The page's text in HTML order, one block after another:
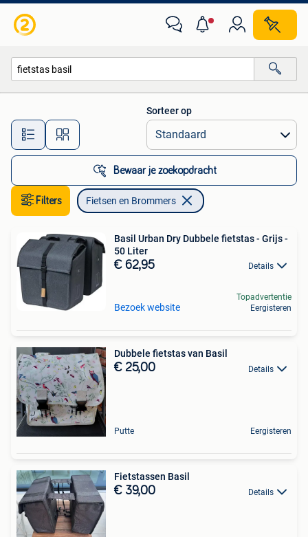
Alle afstanden…
Sorteer op
Bewaar je zoekopdracht
Filters Fietsen en Brommers
Basil Urban Dry Dubbele fietstas - Grijs -
50 Liter
€ 62,95 Details
Bezoek website
Topadvertentie
Eergisteren
Dubbele fietstas van Basil
€ 25,00 Details
Putte Eergisteren
Fietstassen Basil
€ 39,00 Details